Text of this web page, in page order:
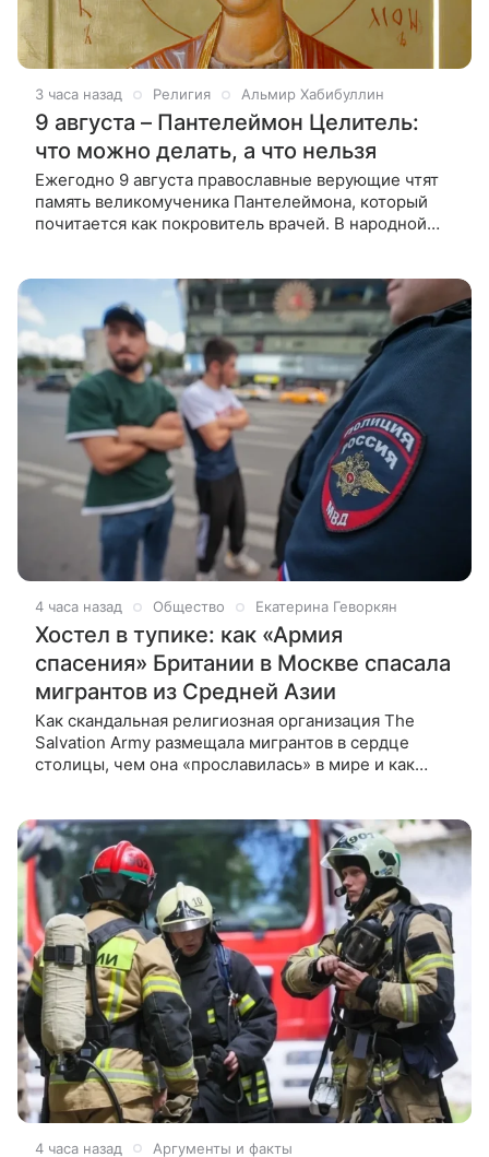
3 часа назад Религия Альмир Хабибуллин
9 августа – Пантелеймон Целитель:
что можно делать, а что нельзя
Ежегодно 9 августа православные верующие чтят
память великомученика Пантелеймона, который
почитается как покровитель врачей. В народной
4 часа назад Общество Екатерина Геворкян
Хостел в тупике: как «Армия
спасения» Британии в Москве спасала
мигрантов из Средней Азии
Как скандальная религиозная организация The
Salvation Army размещала мигрантов в сердце
столицы, чем она «прославилась» в мире и как
4 часа назад Аргументы и факты